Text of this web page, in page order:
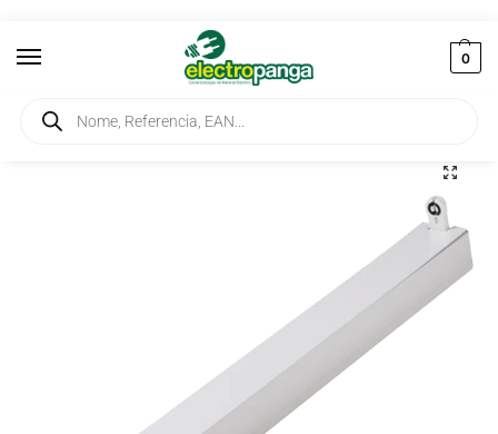
0
Início / Iluminação / Armaduras